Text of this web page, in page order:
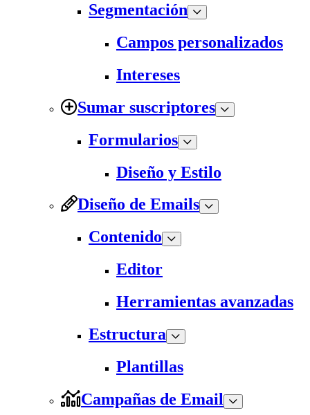
Segmentación
Campos personalizados
Intereses
Sumar suscriptores
Formularios
Diseño y Estilo
Diseño de Emails
Contenido
Editor
Herramientas avanzadas
Estructura
Plantillas
Campañas de Email